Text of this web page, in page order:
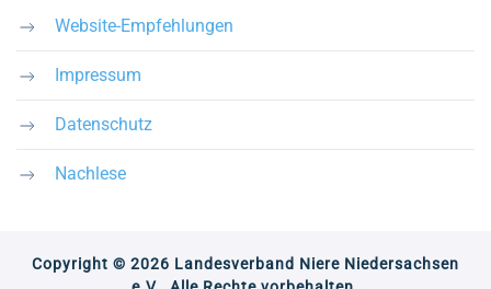
Website-Empfehlungen
Impressum
Datenschutz
Nachlese
Copyright © 2026 Landesverband Niere Niedersachsen